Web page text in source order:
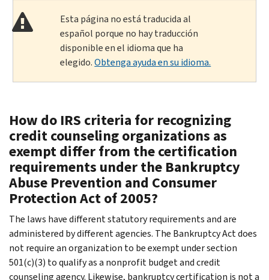
Esta página no está traducida al
español porque no hay traducción
disponible en el idioma que ha
elegido.Obtenga ayuda en su idioma.
How do IRS criteria for recognizing
credit counseling organizations as
exempt differ from the certification
requirements under the Bankruptcy
Abuse Prevention and Consumer
Protection Act of 2005?
The laws have different statutory requirements and are
administered by different agencies. The Bankruptcy Act does
not require an organization to be exempt under section
501(c)(3) to qualify as a nonprofit budget and credit
counseling agency. Likewise, bankruptcy certification is not a